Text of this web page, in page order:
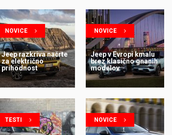
NOVICE
Jeep razkriva načrte
za električno
prihodnost
NOVICE
Jeep v Evropi kmalu
brez klasično gnanih
modelov
TESTI NOVICE